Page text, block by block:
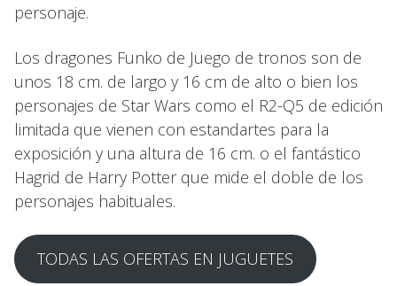
personaje.
Los dragones Funko de Juego de tronos son de
unos 18 cm. de largo y 16 cm de alto o bien los
personajes de Star Wars como el R2-Q5 de edición
limitada que vienen con estandartes para la
exposición y una altura de 16 cm. o el fantástico
Hagrid de Harry Potter que mide el doble de los
personajes habituales.
TODAS LAS OFERTAS EN JUGUETES